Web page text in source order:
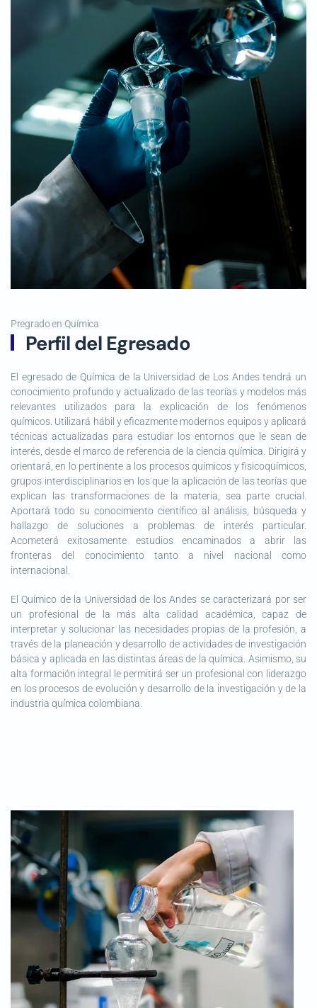
Pregrado en Química
Perfil del Egresado
El egresado de Química de la Universidad de Los Andes tendrá un
conocimiento profundo y actualizado de las teorías y modelos más
relevantes utilizados para la explicación de los fenómenos
químicos. Utilizará hábil y eficazmente modernos equipos y aplicará
técnicas actualizadas para estudiar los entornos que le sean de
interés, desde el marco de referencia de la ciencia química. Dirigirá y
orientará, en lo pertinente a los procesos químicos y fisicoquímicos,
grupos interdisciplinarios en los que la aplicación de las teorías que
explican las transformaciones de la materia, sea parte crucial.
Aportará todo su conocimiento científico al análisis, búsqueda y
hallazgo de soluciones a problemas de interés particular.
Acometerá exitosamente estudios encaminados a abrir las
fronteras del conocimiento tanto a nivel nacional como
internacional.
El Químico de la Universidad de los Andes se caracterizará por ser
un profesional de la más alta calidad académica, capaz de
interpretar y solucionar las necesidades propias de la profesión, a
través de la planeación y desarrollo de actividades de investigación
básica y aplicada en las distintas áreas de la química. Asimismo, su
alta formación integral le permitirá ser un profesional con liderazgo
en los procesos de evolución y desarrollo de la investigación y de la
industria química colombiana.